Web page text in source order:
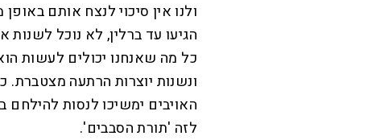
ולנו אין סיכוי לנצח אותם
הגיעו עד ברלין, לא נוכל
כל מה שאנחנו יכולים לעשות
ונשנות יוצרות הרתעה
האויבים ימשיכו לנסות להילחם
לזה 'תורת הסבבים'.